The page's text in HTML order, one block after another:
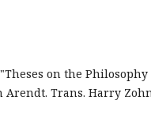
on the
Trans. Harry